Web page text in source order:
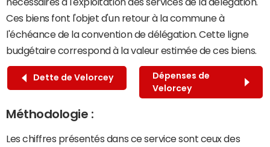
Ces biens font l'objet d'un retour à la commune à
l'échéance de la convention de délégation. Cette ligne
budgétaire correspond à la valeur estimée de ces biens.
Dette de Velorcey
Dépenses de
Velorcey
Méthodologie :
Les chiffres présentés dans ce service sont ceux des